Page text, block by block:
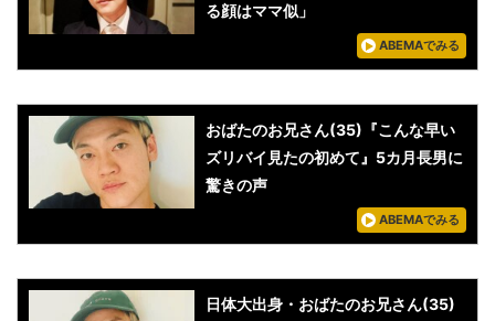
る顔はママ似」
ABEMAでみる
おばたのお兄さん(35)『こんな早い
ズリバイ見たの初めて』5カ月長男に
驚きの声
ABEMAでみる
日体大出身・おばたのお兄さん(35)